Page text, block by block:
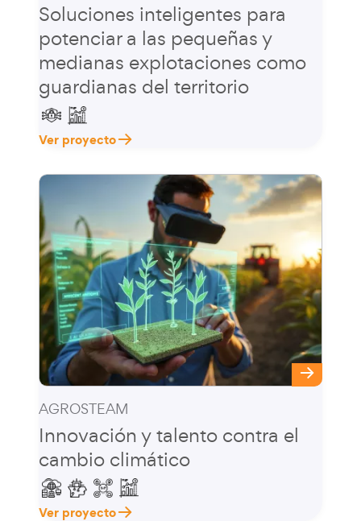
Soluciones inteligentes para
potenciar a las pequeñas y
medianas explotaciones como
guardianas del territorio
Ver proyecto
AGROSTEAM
Innovación y talento contra el
cambio climático
Ver proyecto